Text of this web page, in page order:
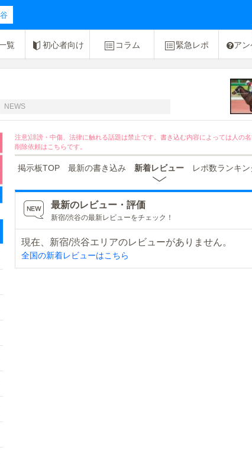
覧 初心者向け コラム 緊急レポ アン
NEWS [PR]友達紹介キャンペー
注意)誹謗・中傷、法律に触れる話題は禁止です。書き込む内容によっては人の
削除依頼は こちらです。
掲示板TOP 最新の書き込み 新着レビュー レポ数ランキン
最新のレビュー・評価
新宿/渋谷の最新レビューをチェック！
現在、新宿/渋谷エリアのレビューがありません。
全国の新着レビューはこちら